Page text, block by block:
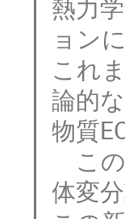
熱力
ョン
これ
論的
物質
こ
体変